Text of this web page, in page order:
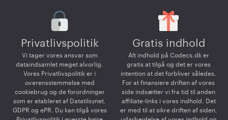
Privatlivspolitik
Vi tager vores ansvar som
dataindsamlet meget alvorlig.
Vores Privatlivspolitik er i
overensstemmelse med
cookiebrug og de forordninger
som er etableret af Datatilsynet,
GDPR og ePR. Du kan tilgå vores
Gratis indhold
Alt indhold på Codecs.dk er
gratis at tilgå og det er vores
intention at det forbliver således.
For at finansiere driften af vores
side indsætter vi fra tid til anden
affiliate-links i vores indhold. Det
er med til at sikre driften af siden,